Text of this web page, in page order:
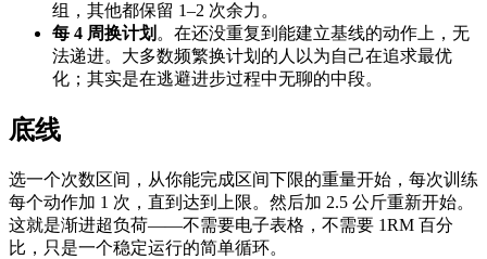
组，其他都保留 1–2 次余力。
每 4 周换计划 。在还没重复到能建立基线的动作上，无
法递进。大多数频繁换计划的人以为自己在追求最优
化；其实是在逃避进步过程中无聊的中段。
底线
选一个次数区间，从你能完成区间下限的重量开始，每次训练
每个动作加 1 次，直到达到上限。然后加 2.5 公斤重新开始。
这就是渐进超负荷——不需要电子表格，不需要 1RM 百分
比，只是一个稳定运行的简单循环。